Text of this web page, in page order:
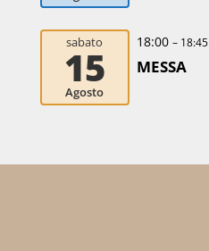
sabato
15
Agosto
18:00 – 18:45
MESSA